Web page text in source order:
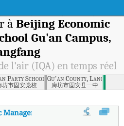
à Beijing Economic
Gu'an Campus,
l'air (IQA) en temps réel
Party School, Langfang
坊市固安党校
Gu'an County, Langfang
廊坊市固安县一中
School Gu'an